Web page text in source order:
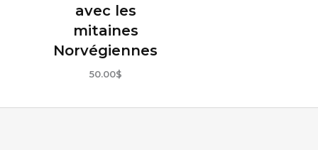
avec les
mitaines
Norvégiennes
50.00$